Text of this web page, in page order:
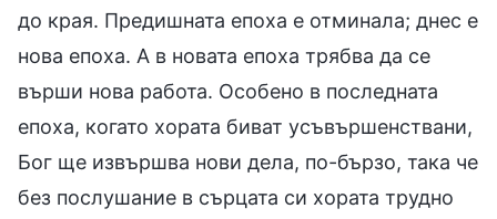
до края. Предишната епоха е отминала; днес е
нова епоха. А в новата епоха трябва да се
върши нова работа. Особено в последната
епоха, когато хората биват усъвършенствани,
Бог ще извършва нови дела, по-бързо, така че
без послушание в сърцата си хората трудно